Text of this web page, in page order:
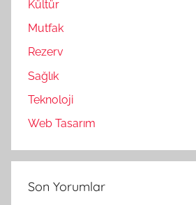
Kültür
Mutfak
Rezerv
Sağlık
Teknoloji
Web Tasarım
Son Yorumlar